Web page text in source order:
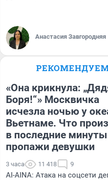
Анастасия Завгородняя
«Она крикнула:
Боря!“» Москвичка
исчезла ночью у
Вьетнаме. Что
в последние минуты
пропажи девушки
3 часа 11 418 9
AI-AINA: Атака на соцсети